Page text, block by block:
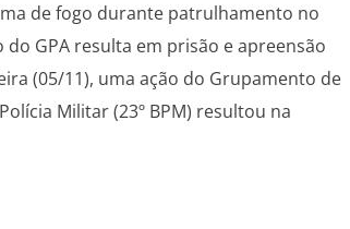
de fogo durante patrulhamento no
GPA resulta em prisão e apreensão
(05/11), uma ação do Grupamento de
Militar (23º BPM) resultou na